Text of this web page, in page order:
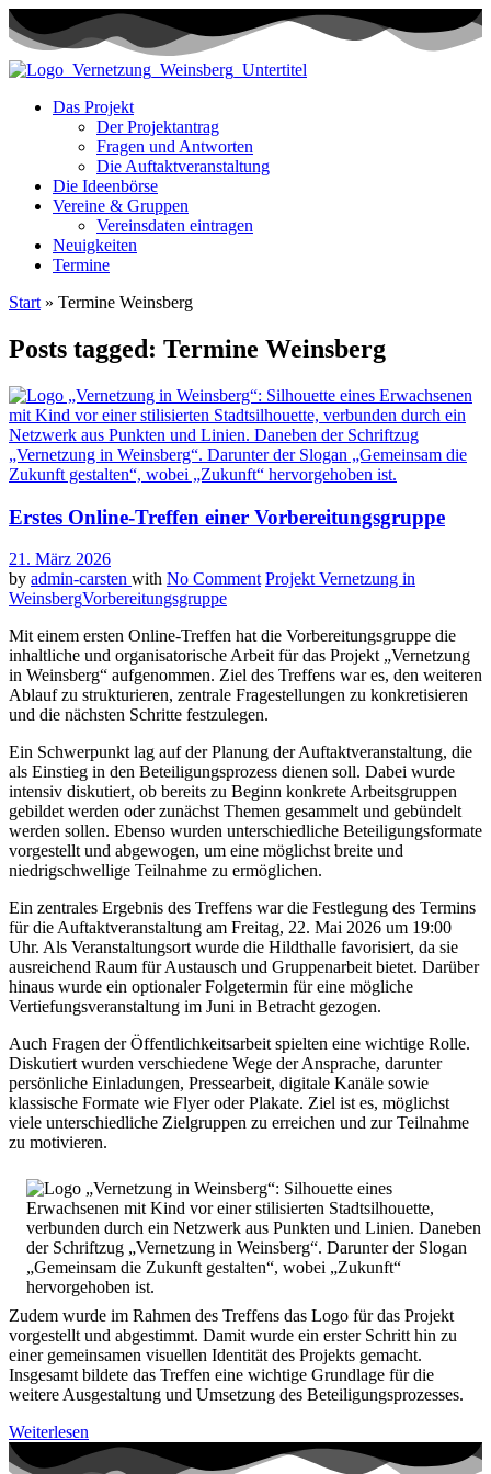
Das Projekt
Der Projektantrag
Fragen und Antworten
Die Auftaktveranstaltung
Die Ideenbörse
Vereine & Gruppen
Vereinsdaten eintragen
Neuigkeiten
Termine
Start » Termine Weinsberg
Posts tagged: Termine Weinsberg
Erstes Online-Treffen einer Vorbereitungsgruppe
21. März 2026
by admin-carsten with No Comment Projekt Vernetzung in
WeinsbergVorbereitungsgruppe
Mit einem ersten Online-Treffen hat die Vorbereitungsgruppe die
inhaltliche und organisatorische Arbeit für das Projekt „Vernetzung
in Weinsberg“ aufgenommen. Ziel des Treffens war es, den weiteren
Ablauf zu strukturieren, zentrale Fragestellungen zu konkretisieren
und die nächsten Schritte festzulegen.
Ein Schwerpunkt lag auf der Planung der Auftaktveranstaltung, die
als Einstieg in den Beteiligungsprozess dienen soll. Dabei wurde
intensiv diskutiert, ob bereits zu Beginn konkrete Arbeitsgruppen
gebildet werden oder zunächst Themen gesammelt und gebündelt
werden sollen. Ebenso wurden unterschiedliche Beteiligungsformate
vorgestellt und abgewogen, um eine möglichst breite und
niedrigschwellige Teilnahme zu ermöglichen.
Ein zentrales Ergebnis des Treffens war die Festlegung des Termins
für die Auftaktveranstaltung am Freitag, 22. Mai 2026 um 19:00
Uhr. Als Veranstaltungsort wurde die Hildthalle favorisiert, da sie
ausreichend Raum für Austausch und Gruppenarbeit bietet. Darüber
hinaus wurde ein optionaler Folgetermin für eine mögliche
Vertiefungsveranstaltung im Juni in Betracht gezogen.
Auch Fragen der Öffentlichkeitsarbeit spielten eine wichtige Rolle.
Diskutiert wurden verschiedene Wege der Ansprache, darunter
persönliche Einladungen, Pressearbeit, digitale Kanäle sowie
klassische Formate wie Flyer oder Plakate. Ziel ist es, möglichst
viele unterschiedliche Zielgruppen zu erreichen und zur Teilnahme
zu motivieren.
Zudem wurde im Rahmen des Treffens das Logo für das Projekt
vorgestellt und abgestimmt. Damit wurde ein erster Schritt hin zu
einer gemeinsamen visuellen Identität des Projekts gemacht.
Insgesamt bildete das Treffen eine wichtige Grundlage für die
weitere Ausgestaltung und Umsetzung des Beteiligungsprozesses.
Weiterlesen